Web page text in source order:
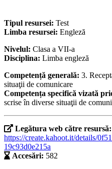
Tipul resursei: Test
Limba resursei: Engleză
Nivelul: Clasa a VII-a
Disciplina: Limba engleză
Competență generală: 3.
situaţii de comunicare
Competența specifică vizată
scrise în diverse situaţii de
Legătura web către resursă:
https://create.kahoot.it/details/
19c93d0e215a
Accesări: 582